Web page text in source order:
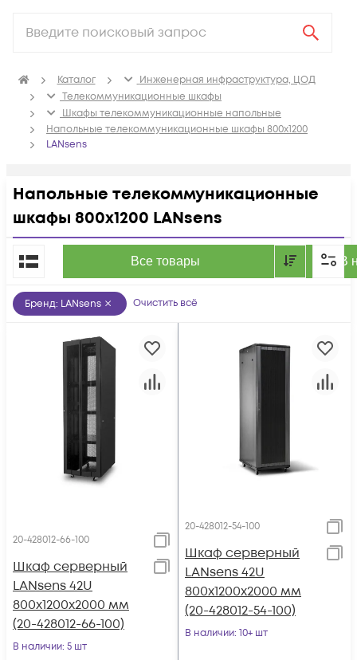
Каталог
Инженерная инфраструктура, ЦОД
Телекоммуникационные шкафы
Шкафы телекоммуникационные напольные
Напольные телекоммуникационные шкафы 800x1200
LANsens
Напольные телекоммуникационные
шкафы 800x1200 LANsens
Все товары В
По популярности
Бренд: LANsens Очистить всё
20-428012-66-100
Шкаф серверный
LANsens 42U
800x1200x2000 мм
(20-428012-66-100)
В наличии: 5 шт
20-428012-54-100
Шкаф серверный
LANsens 42U
800x1200x2000 мм
(20-428012-54-100)
В наличии: 10+ шт